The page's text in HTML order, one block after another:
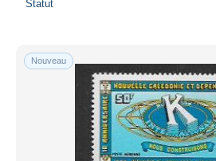
Statut
Nouveau